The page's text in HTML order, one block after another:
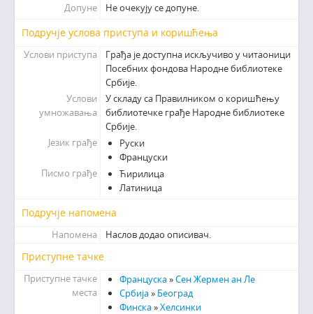
Допуне Не очекују се допуне.
Подручје услова приступа и коришћења
Услови приступа
Грађа је доступна искључиво у читаоници
Посебних фондова Народне библиотеке
Србије.
Услови
умножавања
У складу са Правилником о коришћењу
библиотечке грађе Народне библиотеке
Србије.
Језик грађе
Руски
Француски
Писмо грађе
Ћирилица
Латиница
Подручје напомена
Напомена Наслов додао описивач.
Приступне тачке
Приступне тачке
места
Француска»Сен Жермен ан Ле
Србија» Београд
Финска»Хелсинки